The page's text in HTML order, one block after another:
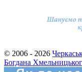
© 2006 - 2026
Богдана